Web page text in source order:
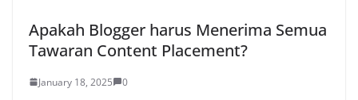
Apakah Blogger harus Menerima Semua
Tawaran Content Placement?
January 18, 2025 0